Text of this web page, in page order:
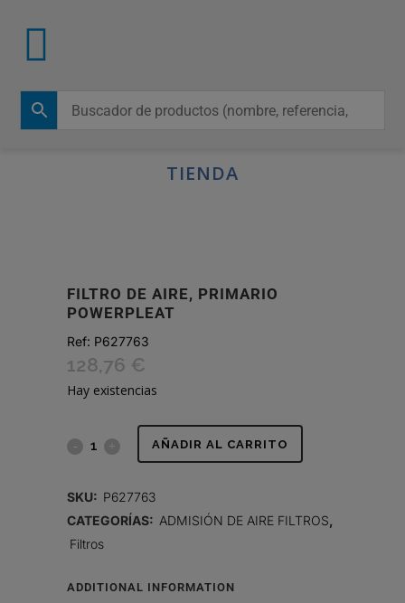
TIENDA
FILTRO DE AIRE, PRIMARIO
POWERPLEAT
Ref: P627763
128,76 €
Hay existencias
FILTRO
PRIMARIO
AÑADIR AL CARRITO
SKU: P627763
CATEGORÍAS: ADMISIÓN DE AIRE FILTROS
Filtros
ADDITIONAL INFORMATION